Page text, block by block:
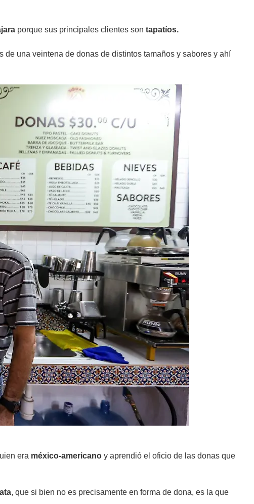
porque sus principales clientes son tapatíos.
de una veintena de donas de distintos tamaños y sabores y ahí
era méxico-americano y aprendió el oficio de las donas que
, que si bien no es precisamente en forma de dona, es la que